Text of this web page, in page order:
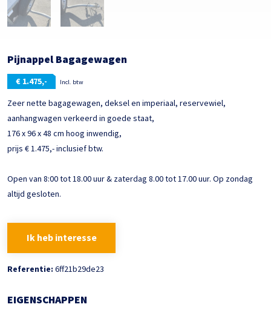
Pijnappel Bagagewagen
€ 1.475,- Incl. btw
Zeer nette bagagewagen, deksel en imperiaal, reservewiel,
aanhangwagen verkeerd in goede staat,
176 x 96 x 48 cm hoog inwendig,
prijs € 1.475,- inclusief btw.
Open van 8:00 tot 18.00 uur & zaterdag 8.00 tot 17.00 uur. Op zondag
altijd gesloten.
Ik heb interesse
Referentie: 6ff21b29de23
EIGENSCHAPPEN